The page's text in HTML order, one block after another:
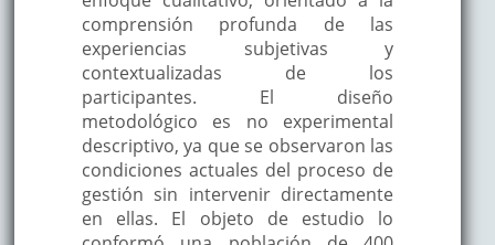
comprensión profunda de las
experiencias subjetivas y
contextualizadas de los
participantes. El diseño
metodológico es no experimental
descriptivo, ya que se observaron las
condiciones actuales del proceso de
gestión sin intervenir directamente
en ellas. El objeto de estudio lo